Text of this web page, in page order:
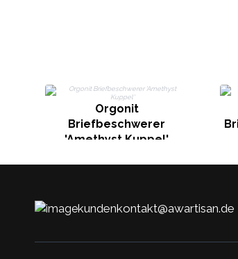
Orgonit
Briefbeschwerer
'Amethyst Kuppel'
kundenkontakt@awartisan.de